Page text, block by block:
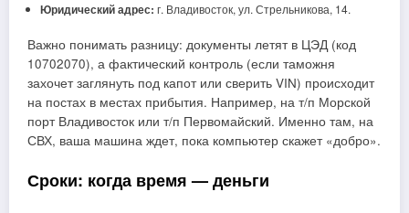
Юридический адрес: г. Владивосток, ул. Стрельникова, 14.
Важно понимать разницу: документы летят в ЦЭД (код
10702070), а фактический контроль (если таможня
захочет заглянуть под капот или сверить VIN) происходит
на постах в местах прибытия. Например, на т/п Морской
порт Владивосток или т/п Первомайский. Именно там, на
СВХ, ваша машина ждет, пока компьютер скажет «добро».
Сроки: когда время — деньги